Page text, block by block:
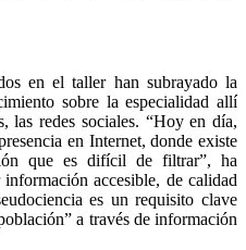
en el taller han subrayado la
sobre la especialidad allí
las redes sociales. “Hoy en día,
en Internet, donde existe
que es difícil de filtrar”, ha
accesible, de calidad
es un requisito clave
a través de información